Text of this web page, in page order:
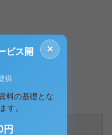
×
ビス開
供
料の基礎とな
す。
円